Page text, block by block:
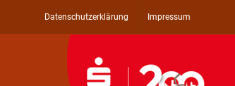
Datenschutzerklärung Impressum